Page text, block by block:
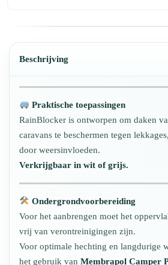
Beschrijving
Praktische toepassingen
RainBlocker is ontworpen om daken
caravans te beschermen tegen
door weersinvloeden.
Verkrijgbaar in wit of grijs.
Ondergrondvoorbereiding
Voor het aanbrengen moet het
vrij van verontreinigingen zijn.
Voor optimale hechting en langdurige
het gebruik van Membrapol Camper